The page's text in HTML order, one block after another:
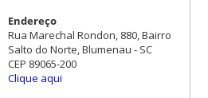
Endereço
Rua Marechal Rondon, 880, Bairro
Salto do Norte, Blumenau - SC
CEP 89065-200
Clique aqui